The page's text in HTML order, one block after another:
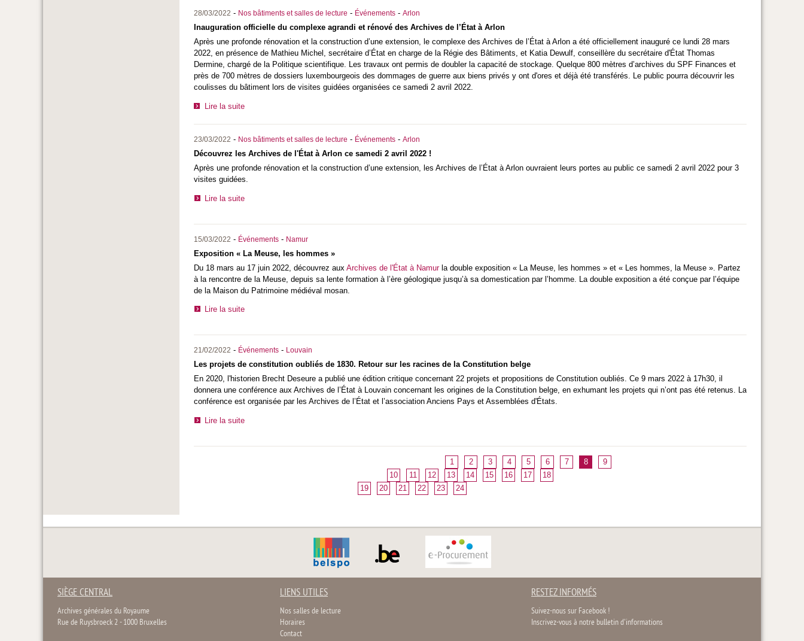
28/03/2022 - Nos bâtiments et salles de lecture - Événements - Arlon
Inauguration officielle du complexe agrandi et rénové des Archives de l’État à Arlon
Après une profonde rénovation et la construction d’une extension, le complexe des Archives de l’État à Arlon a été officiellement inauguré ce lundi 28 mars
2022, en présence de Mathieu Michel, secrétaire d’État en charge de la Régie des Bâtiments, et Katia Dewulf, conseillère du secrétaire d'État Thomas
Dermine, chargé de la Politique scientifique. Les travaux ont permis de doubler la capacité de stockage. Quelque 800 mètres d’archives du SPF Finances et
près de 700 mètres de dossiers luxembourgeois des dommages de guerre aux biens privés y ont d'ores et déjà été transférés. Le public pourra découvrir les
coulisses du bâtiment lors de visites guidées organisées ce samedi 2 avril 2022.
Lire la suite
23/03/2022 - Nos bâtiments et salles de lecture - Événements - Arlon
Découvrez les Archives de l'État à Arlon ce samedi 2 avril 2022 !
Après une profonde rénovation et la construction d’une extension, les Archives de l’État à Arlon ouvraient leurs portes au public ce samedi 2 avril 2022 pour 3
visites guidées.
Lire la suite
15/03/2022 - Événements - Namur
Exposition « La Meuse, les hommes »
Du 18 mars au 17 juin 2022, découvrez aux Archives de l'État à Namurla double exposition « La Meuse, les hommes » et « Les hommes, la Meuse ». Partez
à la rencontre de la Meuse, depuis sa lente formation à l’ère géologique jusqu’à sa domestication par l’homme. La double exposition a été conçue par l’équipe
de la Maison du Patrimoine médiéval mosan.
Lire la suite
21/02/2022 - Événements - Louvain
Les projets de constitution oubliés de 1830. Retour sur les racines de la Constitution belge
En 2020, l'historien Brecht Deseure a publié une édition critique concernant 22 projets et propositions de Constitution oubliés. Ce 9 mars 2022 à 17h30, il
donnera une conférence aux Archives de l’État à Louvain concernant les origines de la Constitution belge, en exhumant les projets qui n’ont pas été retenus. La
conférence est organisée par les Archives de l’État et l’association Anciens Pays et Assemblées d'États.
Lire la suite
1 2 3 4 5 6 7 8
9
10
11 12 13 14 15 16 17
18
19
20 21 22 23 24
SIÈGE CENTRAL
Archives générales du Royaume
Rue de Ruysbroeck 2 - 1000 Bruxelles
LIENS UTILES
Nos salles de lecture
Horaires
Contact
RESTEZ INFORMÉS
Suivez-nous sur Facebook !
Inscrivez-vous à notre bulletin d'informations